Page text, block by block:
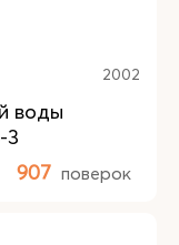
2002
воды
3
907 поверок